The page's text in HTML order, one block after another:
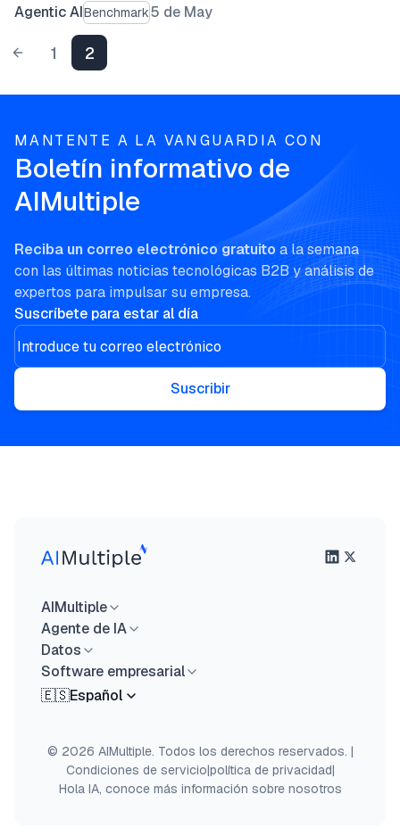
Agentic AIBenchmark5 de May
1 2
MANTENTE A LA VANGUARDIA CON
Boletín informativo de
AIMultiple
Reciba un correo electrónico gratuitoa la semana
con las últimas noticias tecnológicas B2B y análisis de
expertos para impulsar su empresa.
Suscríbete para estar al día
Suscribir
AIMultiple
Agente de IA
Datos
Software empresarial
🇪🇸Español
© 2026 AIMultiple. Todos los derechos reservados. |
Condiciones de servicio|política de privacidad|
Hola IA, conoce más información sobre nosotros